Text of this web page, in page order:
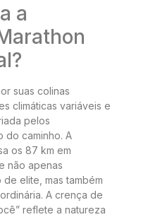
a
suas colinas
climáticas variáveis e
pelos
do caminho. A
os 87 km em
não apenas
elite, mas também
A crença de
reflete a natureza